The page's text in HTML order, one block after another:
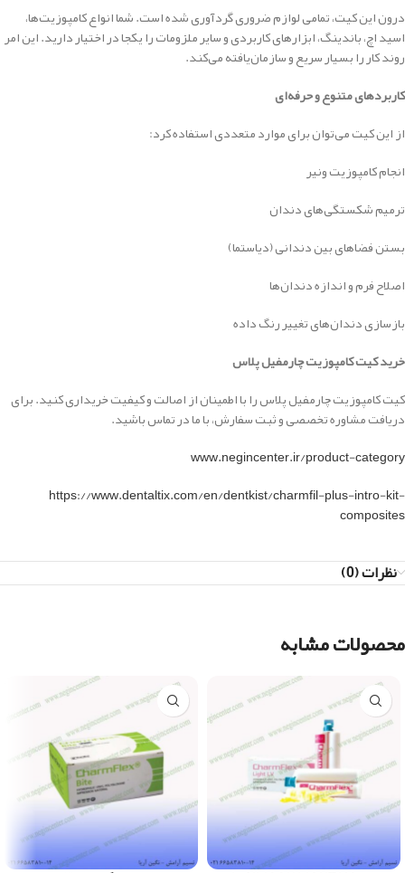
درون این کیت، تمامی لوازم ضروری گردآوری شده است. شما انواع کامپوزیت‌ها،
اسید اچ، باندینگ، ابزارهای کاربردی و سایر ملزومات را یکجا در اختیار دارید. این امر
روند کار را بسیار سریع و سازمان‌یافته می‌کند.
کاربردهای متنوع و حرفه‌ای
از این کیت می‌توان برای موارد متعددی استفاده کرد:
انجام کامپوزیت ونیر
ترمیم شکستگی‌های دندان
بستن فضاهای بین دندانی (دیاستما)
اصلاح فرم و اندازه دندان‌ها
بازسازی دندان‌های تغییر رنگ داده
خرید کیت کامپوزیت چارمفیل پلاس
کیت کامپوزیت چارمفیل پلاس را با اطمینان از اصالت و کیفیت خریداری کنید. برای
دریافت مشاوره تخصصی و ثبت سفارش، با ما در تماس باشید.
www.negincenter.ir/product-category
https://www.dentaltix.com/en/dentkist/charmfil-plus-intro-kit-
composites
نظرات (0)
محصولات مشابه